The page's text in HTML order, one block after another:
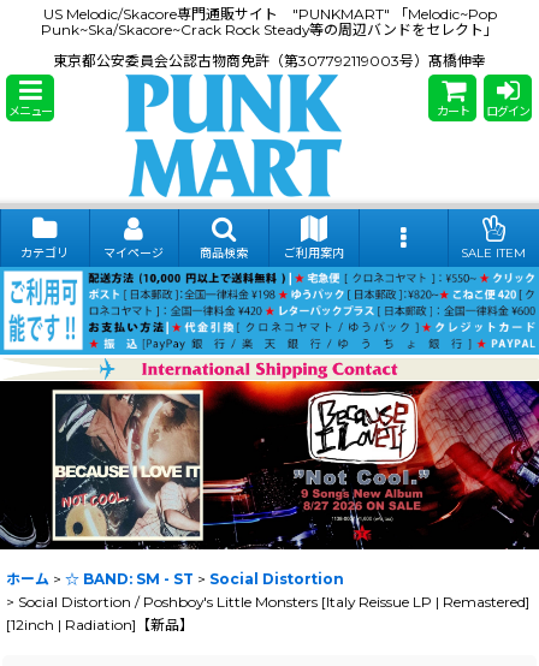
US Melodic/Skacore専門通販サイト "PUNKMART" 「Melodic~Pop
Punk~Ska/Skacore~Crack Rock Steady等の周辺バンドをセレクト」
東京都公安委員会公認古物商免許（第307792119003号）髙橋伸幸
メニュー カート ログイン
カテゴリ マイページ 商品検索 ご利用案内 SALE ITEM
ホーム > ☆ BAND: SM - ST > Social Distortion
> Social Distortion / Poshboy's Little Monsters [Italy Reissue LP | Remastered]
[12inch | Radiation]【新品】